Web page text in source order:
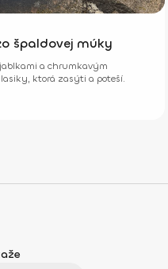
špaldovej múky
a chrumkavým
ktorá zasýti a poteší.